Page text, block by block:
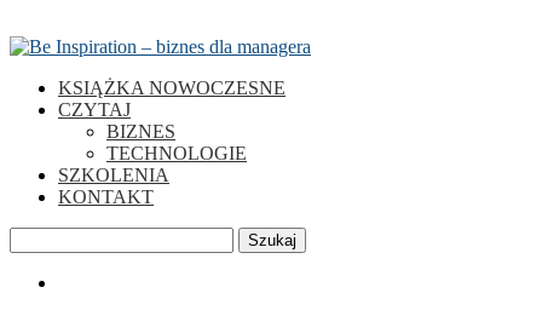
KSIĄŻKA NOWOCZESNE
CZYTAJ
BIZNES
TECHNOLOGIE
SZKOLENIA
KONTAKT
Szukaj